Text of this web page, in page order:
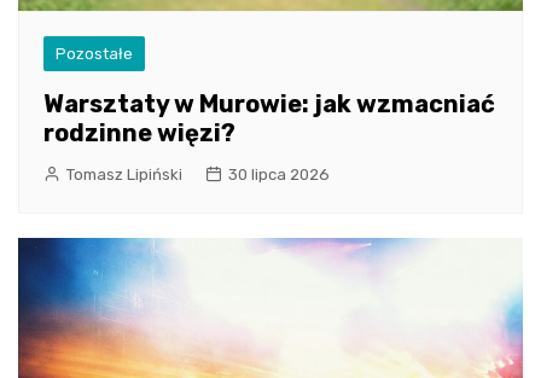
Pozostałe
Warsztaty w Murowie: jak wzmacniać
rodzinne więzi?
Tomasz Lipiński 30 lipca 2026